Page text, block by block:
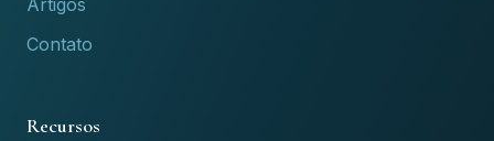
Artigos
Contato
Recursos